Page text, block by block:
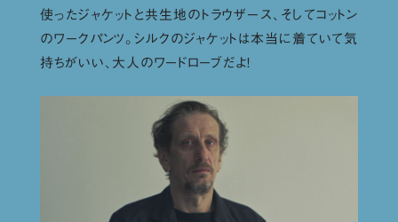
使ったジャケットと共生地のトラウザース、そしてコットン
のワークパンツ。シルクのジャケットは本当に着ていて気
持ちがいい、大人のワードローブだよ！